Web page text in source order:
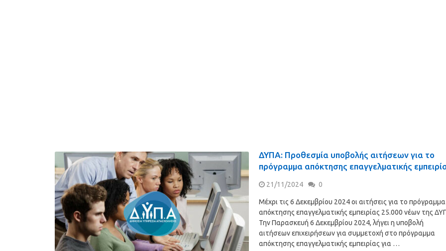
ΔΥΠΑ: Προθεσμία υποβολής αιτήσεων για το
πρόγραμμα απόκτησης επαγγελματικής
21/11/2024 0
Μέχρι τις 6 Δεκεμβρίου 2024 οι αιτήσεις για το πρόγραμμα
απόκτησης επαγγελματικής εμπειρίας 25.000 νέων της
Την Παρασκευή 6 Δεκεμβρίου 2024, λήγει η υποβολή
αιτήσεων επιχειρήσεων για συμμετοχή στο πρόγραμμα
απόκτησης επαγγελματικής εμπειρίας για …